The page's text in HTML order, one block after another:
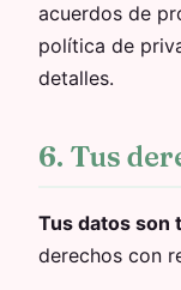
acuerdos de
política de
detalles.
6. Tus
Tus datos son
derechos con